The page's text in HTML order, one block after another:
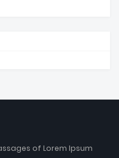
of Lorem Ipsum